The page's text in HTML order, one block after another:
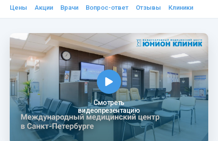
Цены Акции Врачи Вопрос-ответ Отзывы Клиники
Смотреть
видеопрезентацию